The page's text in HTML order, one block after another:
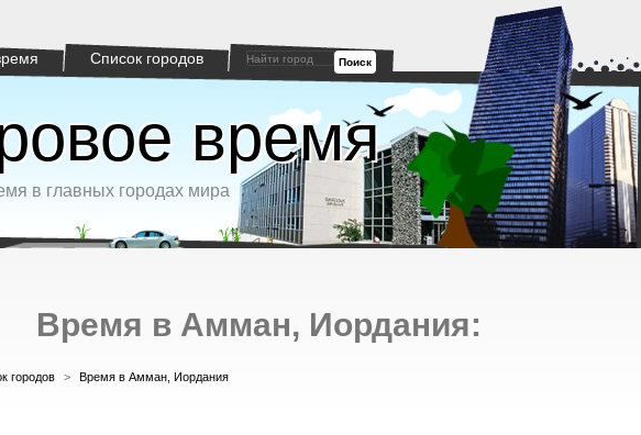
Список городов Поиск
время
в главных городах мира
Время в Амман, Иордания:
городов > Время в Амман, Иордания